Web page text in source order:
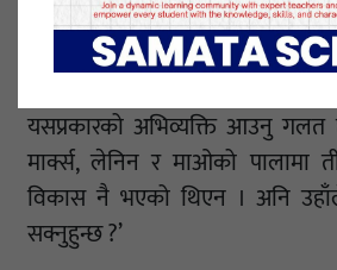
टिप्पणी गरे ।
यसप्रकारको अभिव्यक्ति आउनु गलत
मार्क्स, लेनिन र माओको पालामा
विकास नै भएको थिएन । अनि
सक्नुहुन्छ ?’